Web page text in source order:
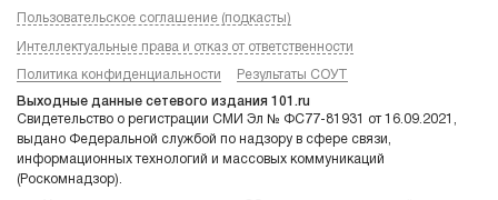
Пользовательское соглашение (подкасты)
Интеллектуальные права и отказ от ответственности
Политика конфиденциальности Результаты СОУТ
Выходные данные сетевого издания 101.ru
Свидетельство о регистрации СМИ Эл № ФС77-81931 от 16.09.2021,
выдано Федеральной службой по надзору в сфере связи,
информационных технологий и массовых коммуникаций
(Роскомнадзор).